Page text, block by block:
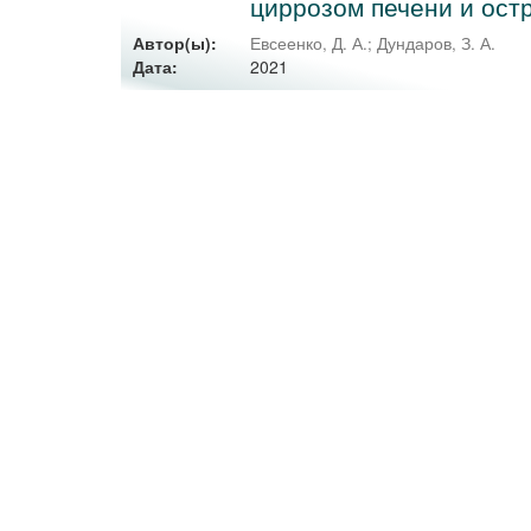
Автор(ы): Евсеенко, Д. А.;Дундаров, З. А.
Дата:
2021